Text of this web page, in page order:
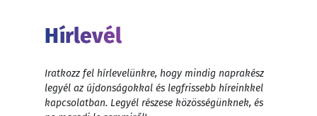
Hírlevél
Iratkozz fel hírlevelünkre, hogy mindig naprakész
legyél az újdonságokkal és legfrissebb híreinkkel
kapcsolatban. Legyél részese közösségünknek, és